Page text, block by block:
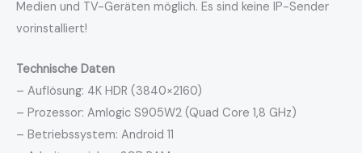
Medien und TV-Geräten möglich. Es sind keine IP-Sender
vorinstalliert!
Technische Daten
– Auflösung: 4K HDR (3840×2160)
– Prozessor: Amlogic S905W2 (Quad Core 1,8 GHz)
– Betriebssystem: Android 11